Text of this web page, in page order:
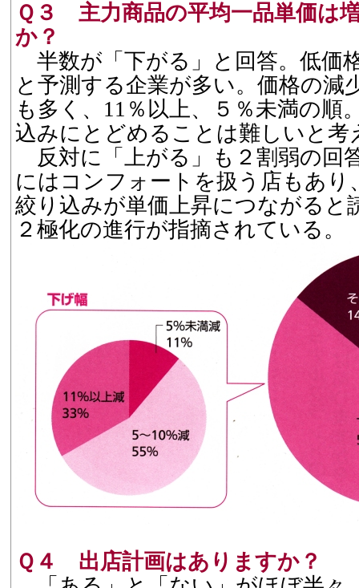
Ｑ３ 主力商品の平均一品単価は
か？
半数が「下がる」と回答。低価
と予測する企業が多い。価格の減
も多く、11％以上、５％未満の順
込みにとどめることは難しいと
反対に「上がる」も２割弱の回
にはコンフォートを扱う店もあり
絞り込みが単価上昇につながると
２極化の進行が指摘されている。
Ｑ４ 出店計画はありますか？